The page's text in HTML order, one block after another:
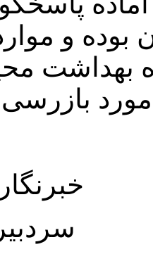
بوده و
بهداشت